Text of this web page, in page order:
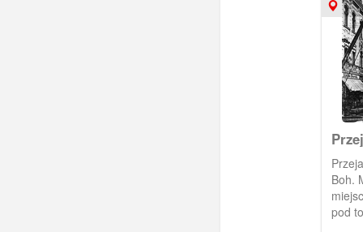
Boh.
pod